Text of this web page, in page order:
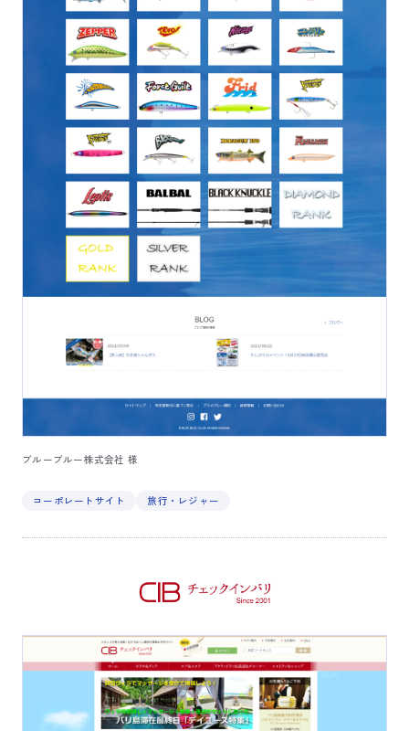
ブルーブルー株式会社 様
コーポレートサイト 旅行・レジャー